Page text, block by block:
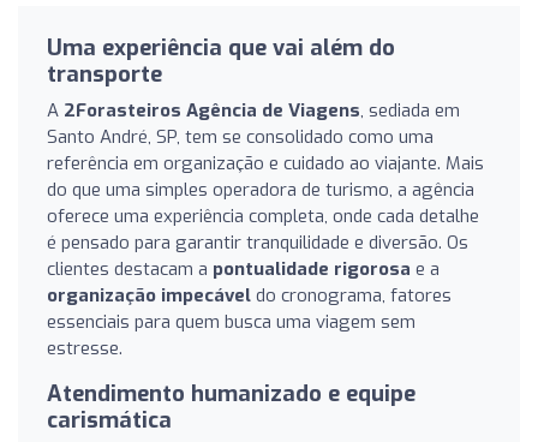
Uma experiência que vai além do
transporte
A 2Forasteiros Agência de Viagens, sediada em
Santo André, SP, tem se consolidado como uma
referência em organização e cuidado ao viajante. Mais
do que uma simples operadora de turismo, a agência
oferece uma experiência completa, onde cada detalhe
é pensado para garantir tranquilidade e diversão. Os
clientes destacam a pontualidade rigorosa e a
organização impecável do cronograma, fatores
essenciais para quem busca uma viagem sem
estresse.
Atendimento humanizado e equipe
carismática